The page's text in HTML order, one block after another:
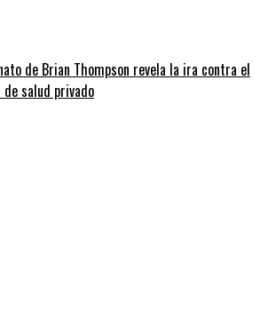
de Brian Thompson revela la ira contra el
salud privado